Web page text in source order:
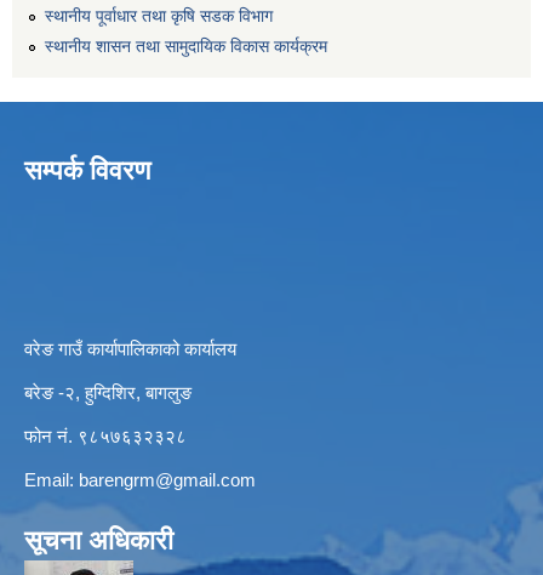
स्थानीय पूर्वाधार तथा कृषि सडक विभाग
स्थानीय शासन तथा सामुदायिक विकास कार्यक्रम
सम्पर्क विवरण
वरेङ गाउँ कार्यापालिकाको कार्यालय
बरेङ -२, हुग्दिशिर, बागलुङ
फोन नं. ९८५७६३२३२८
Email: barengrm@gmail.com
सूचना अधिकारी